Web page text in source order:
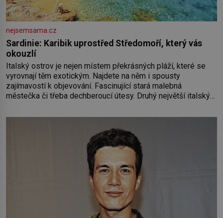
nejsemsama.cz
Sardinie: Karibik uprostřed Středomoří, který vás
okouzlí
Italský ostrov je nejen místem překrásných pláží, které se
vyrovnají těm exotickým. Najdete na něm i spousty
zajímavostí k objevování. Fascinující stará malebná
městečka či třeba dechberoucí útesy. Druhý největší italský
ohromí nejen svými plážemi s bílým pískem jako v Karibiku,
ale i divokou krajinou, také bohatou historií i luxusem.Zjistěte,